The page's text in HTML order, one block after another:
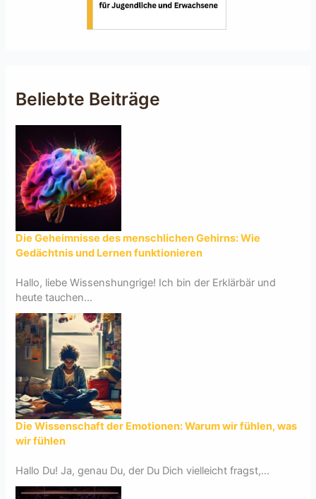
Beliebte Beiträge
Die Geheimnisse des menschlichen Gehirns: Wie
Gedächtnis und Lernen funktionieren
Hallo, liebe Wissenshungrige! Ich bin der Erklärbär und
heute tauchen...
Die Wissenschaft der Emotionen: Warum wir fühlen, was
wir fühlen
Hallo Du! Ja, genau Du, der Du Dich vielleicht fragst,...